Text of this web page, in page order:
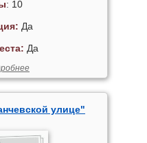
: 10
Да
Да
улице"